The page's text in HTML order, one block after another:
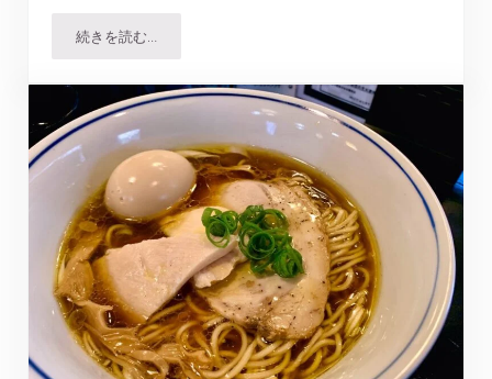
続きを読む…つけ麺 繁田｜六甲道で人気No.1の行列店、実際どうだっ